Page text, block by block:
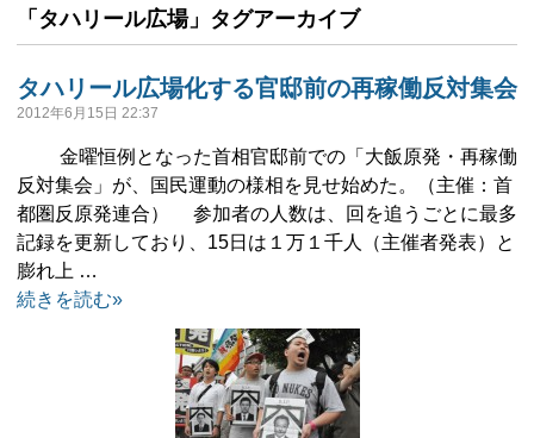
「 タハリール広場」タグアーカイブ
タハリール広場化する官邸前の再稼働反対集会
2012年6月15日 22:37
金曜恒例となった首相官邸前での「大飯原発・再稼働
反対集会」が、国民運動の様相を見せ始めた。（主催：首
都圏反原発連合） 参加者の人数は、回を追うごとに最多
記録を更新しており、15日は１万１千人（主催者発表）と
膨れ上 …
続きを読む»